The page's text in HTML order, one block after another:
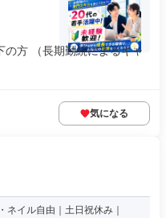
方 （長期勤続によるキャ
気になる
ネイル自由｜土日祝休み｜